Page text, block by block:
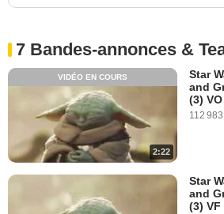
7 Bandes-annonces &
2:22
VIDÉO EN COURS
Star
and
(3)
112
Star
and
(3) VF